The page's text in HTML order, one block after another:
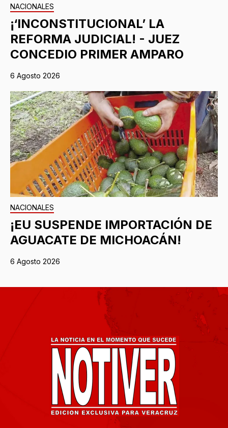
NACIONALES
¡‘INCONSTITUCIONAL’ LA
REFORMA JUDICIAL! - JUEZ
CONCEDIO PRIMER AMPARO
6 Agosto 2026
NACIONALES
¡EU SUSPENDE IMPORTACIÓN DE
AGUACATE DE MICHOACÁN!
6 Agosto 2026